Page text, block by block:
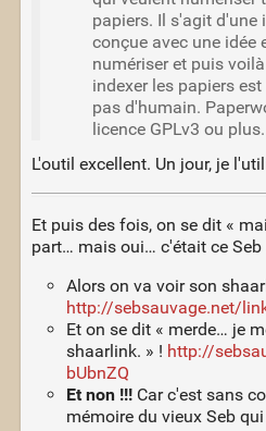
papiers. Il s'agit d'une
conçue avec une idée
numériser et puis
indexer les papiers
pas d'humain.
licence GPLv3 ou
L'outil excellent. Un jour, je
Et puis des fois, on se dit «
part… mais oui… c'était ce Seb
Alors on va voir son
http://sebsauvage.net/
Et on se dit « merde… je
shaarlink. » ! http://
bUbnZQ
Et non !!!Car c'est sans
mémoire du vieux Seb